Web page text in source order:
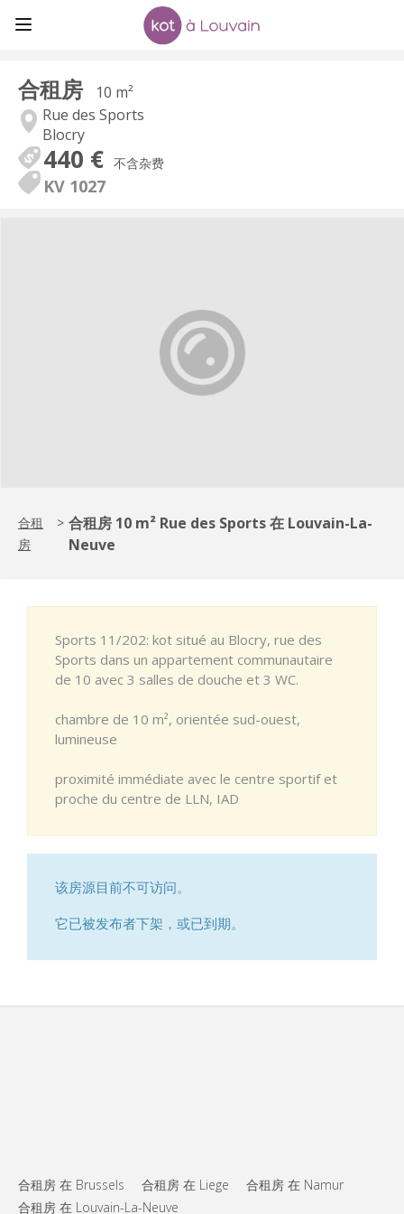
合租房
10 m²
Rue des Sports
Blocry
440 € 不含杂费
KV 1027
合租
房
> 合租房 10 m² Rue des Sports 在 Louvain-La-
Neuve
Sports 11/202: kot situé au Blocry, rue des
Sports dans un appartement communautaire
de 10 avec 3 salles de douche et 3 WC.
chambre de 10 m², orientée sud-ouest,
lumineuse
proximité immédiate avec le centre sportif et
proche du centre de LLN, IAD
该房源目前不可访问。
它已被发布者下架，或已到期。
合租房 在 Brussels 合租房 在 Liege
合租房 在 Namur
合租房 在 Louvain-La-Neuve